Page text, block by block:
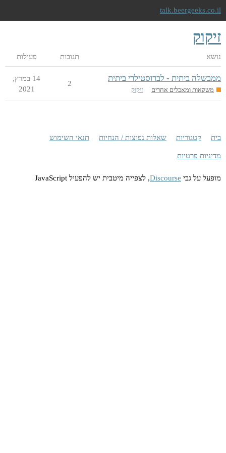
talk.beergeeks.co.il
זיקוק
נושא תגובות פעילות
ממבשלה ביתית - לברוסטילרי ביתית
משקאות ומאכלים אחרים זיקוק
2
14 במרץ,‏
2021
בית קטגוריות שאלות נפוצות / הנחיות תנאי השימוש
מדיניות פרטיות
מופעל על גבי Discourse, לצפייה מיטבית יש להפעיל JavaScript